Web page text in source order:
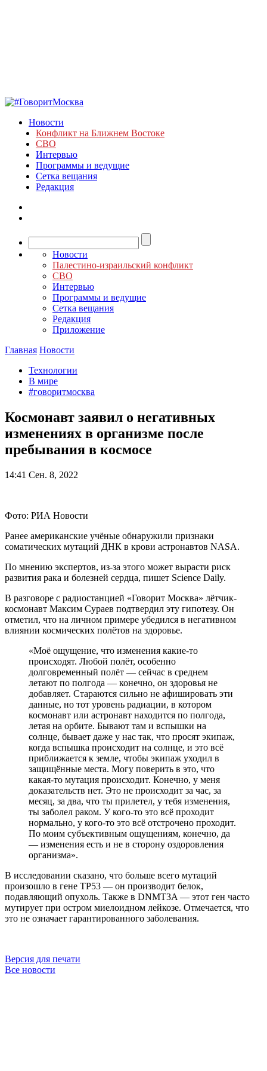
Новости
Конфликт на Ближнем Востоке
СВО
Интервью
Программы и ведущие
Сетка вещания
Редакция
Новости
Палестино-израильский конфликт
СВО
Интервью
Программы и ведущие
Сетка вещания
Редакция
Приложение
Главная Новости
Технологии
В мире
#говоритмосква
Космонавт заявил о негативных
изменениях в организме после
пребывания в космосе
14:41 Сен. 8, 2022
Фото: РИА Новости
Ранее американские учёные обнаружили признаки
соматических мутаций ДНК в крови астронавтов NASA.
По мнению экспертов, из-за этого может вырасти риск
развития рака и болезней сердца, пишет Science Daily.
В разговоре с радиостанцией «Говорит Москва» лётчик-
космонавт Максим Сураев подтвердил эту гипотезу. Он
отметил, что на личном примере убедился в негативном
влиянии космических полётов на здоровье.
«Моё ощущение, что изменения какие-то
происходят. Любой полёт, особенно
долговременный полёт — сейчас в среднем
летают по полгода — конечно, он здоровья не
добавляет. Стараются сильно не афишировать эти
данные, но тот уровень радиации, в котором
космонавт или астронавт находится по полгода,
летая на орбите. Бывают там и вспышки на
солнце, бывает даже у нас так, что просят экипаж,
когда вспышка происходит на солнце, и это всё
приближается к земле, чтобы экипаж уходил в
защищённые места. Могу поверить в это, что
какая-то мутация происходит. Конечно, у меня
доказательств нет. Это не происходит за час, за
месяц, за два, что ты прилетел, у тебя изменения,
ты заболел раком. У кого-то это всё проходит
нормально, у кого-то это всё отстрочено проходит.
По моим субъективным ощущениям, конечно, да
— изменения есть и не в сторону оздоровления
организма».
В исследовании сказано, что больше всего мутаций
произошло в гене TP53 — он производит белок,
подавляющий опухоль. Также в DNMT3A — этот ген часто
мутирует при остром миелоидном лейкозе. Отмечается, что
это не означает гарантированного заболевания.
Версия для печати
Все новости